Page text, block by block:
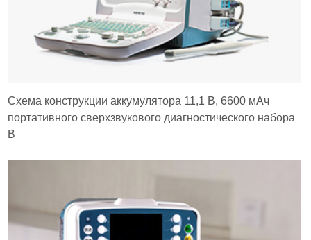
Схема конструкции аккумулятора 11,1 В, 6600 мАч
портативного сверхзвукового диагностического набора
B